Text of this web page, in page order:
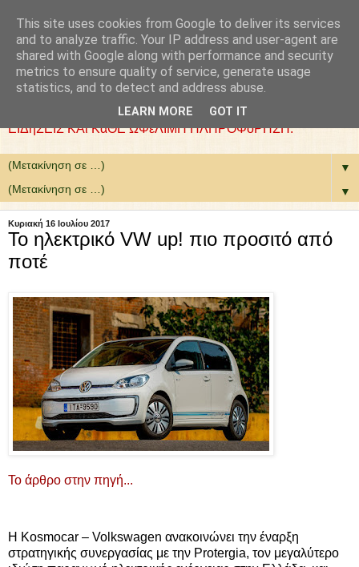
: COLLaZ NeWS aND
MoRE
ΘέΛΟΥΜΕ ΝΑ ΕίΜΑΣΤΕ ΧΡήΣΙΜΟΙ. ΕΠΙΛέΓΟΥΜΕ
ΕΙΔήΣΕΙΣ ΚΑι ΚάΘΕ ΩΦέΛΙΜΗ ΠΛΗΡΟΦόΡΗΣΗ.
▼
▼
Κυριακή 16 Ιουλίου 2017
To ηλεκτρικό VW up! πιο προσιτό από
ποτέ
Το άρθρο στην πηγή...
Η Kosmocar – Volkswagen ανακοινώνει την έναρξη
στρατηγικής συνεργασίας με την Protergia, τον μεγαλύτερο
This site uses cookies from Google to deliver its services
and to analyze traffic. Your IP address and user-agent are
shared with Google along with performance and security
metrics to ensure quality of service, generate usage
statistics, and to detect and address abuse.
LEARN MORE GOT IT